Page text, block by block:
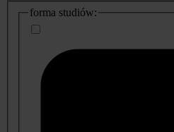
dodatkowe
informacje
forma studiów: